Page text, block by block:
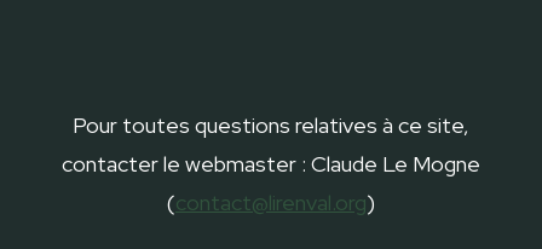
Pour toutes questions relatives à ce site,
contacter le webmaster : Claude Le Mogne
(contact@lirenval.org)